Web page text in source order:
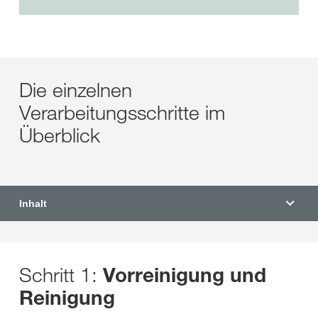
Die einzelnen
Verarbeitungsschritte im
Überblick
Inhalt
Schritt 1: Vorreinigung und
Reinigung